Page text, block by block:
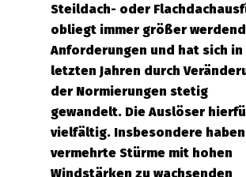
Steildach- oder
obliegt immer größer
Anforderungen und hat sich in
letzten Jahren durch
der Normierungen stetig
gewandelt. Die Auslöser
vielfältig. Insbesondere haben
vermehrte Stürme mit hohen
Windstärken zu wachsenden